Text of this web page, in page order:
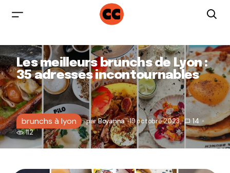
Les meilleurs brunchs de Lyon :
35 adresses incontournables
brunchs à lyon parBoyanna 19 octobre 2023
14
112